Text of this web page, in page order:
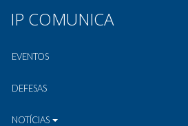
IP COMUNICA
EVENTOS
DEFESAS
NOTÍCIAS